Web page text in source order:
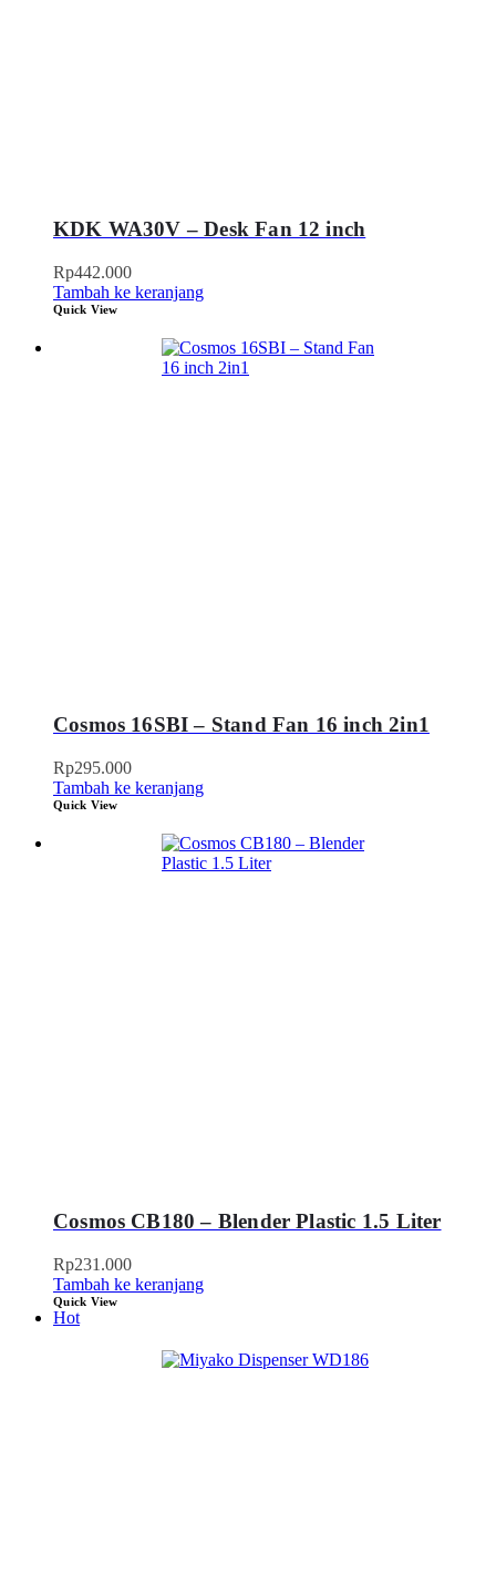
KDK WA30V – Desk Fan 12 inch
Rp442.000
Tambah ke keranjang
Quick View
Cosmos 16SBI – Stand Fan 16 inch 2in1
Rp295.000
Tambah ke keranjang
Quick View
Cosmos CB180 – Blender Plastic 1.5 Liter
Rp231.000
Tambah ke keranjang
Quick View
Hot